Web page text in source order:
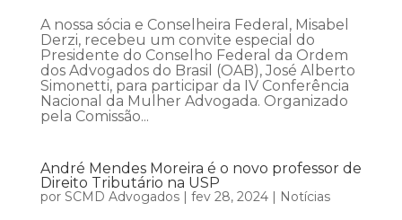
A nossa sócia e Conselheira Federal, Misabel
Derzi, recebeu um convite especial do
Presidente do Conselho Federal da Ordem
dos Advogados do Brasil (OAB), José Alberto
Simonetti, para participar da IV Conferência
Nacional da Mulher Advogada. Organizado
pela Comissão...
André Mendes Moreira é o novo professor de
Direito Tributário na USP
por SCMD Advogados| fev 28, 2024| Notícias